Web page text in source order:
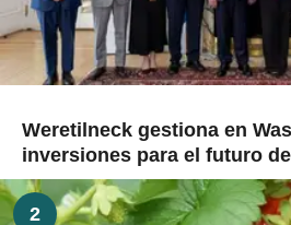
Weretilneck gestiona en
inversiones para el futuro
2